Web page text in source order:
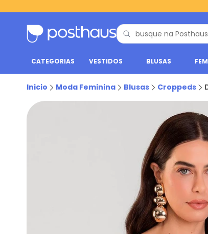
CATEGORIAS VESTIDOS BLUSAS
Inicio Moda Feminina Blusas Croppeds